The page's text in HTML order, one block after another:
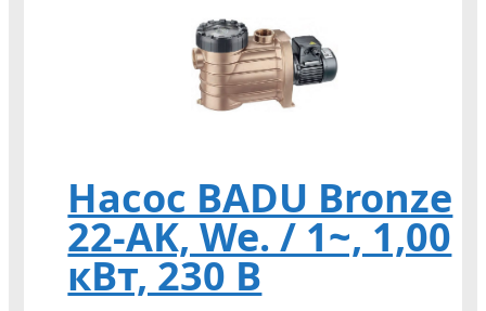
Насос BADU Bronze
22-AK, We. / 1~, 1,00
кВт, 230 В